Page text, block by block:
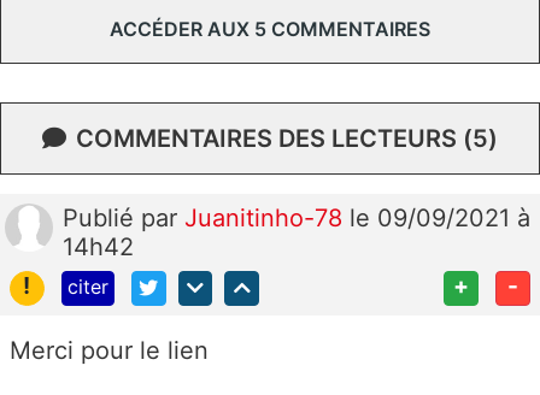
ACCÉDER AUX 5 COMMENTAIRES
COMMENTAIRES DES LECTEURS (5)
Publié par Juanitinho-78 le 09/09/2021 à
14h42
!
citer + -
Merci pour le lien